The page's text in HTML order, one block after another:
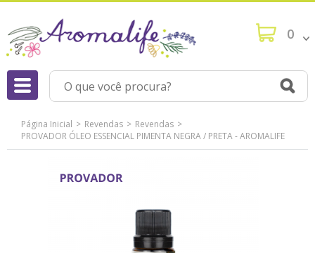
0
Página Inicial Revendas
Revendas
PROVADOR ÓLEO ESSENCIAL PIMENTA NEGRA / PRETA - AROMALIFE